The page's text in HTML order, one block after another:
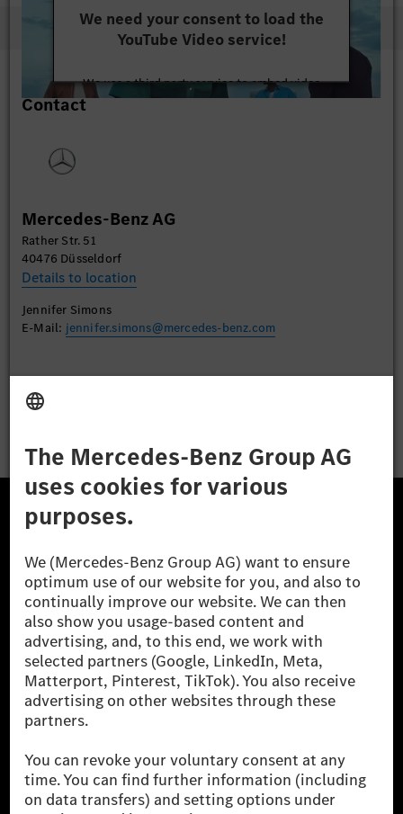
We need your consent to load the
YouTube Video service!
We use a third party service to embed video
content that may collect data about your activity.
Contact
Mercedes-Benz AG
Rather Str. 51
40476 Düsseldorf
Details to location
Jennifer Simons
E-Mail: jennifer.simons@mercedes-benz.com
The Mercedes-Benz Group AG (former Daimler AG) is
one of the world's most successful automotive
companies. With Mercedes-Benz AG, we are one of
the leading global suppliers of premium and luxury
cars and vans. Mercedes-Benz Mobility AG offers
financing, leasing, car subscription and car rental,
fleet management, digital services for charging and
payment, insurance brokerage, as well as innovative
mobility services.
Learn more